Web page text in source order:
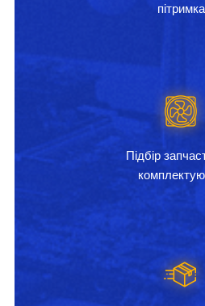
пітримка
Підбір